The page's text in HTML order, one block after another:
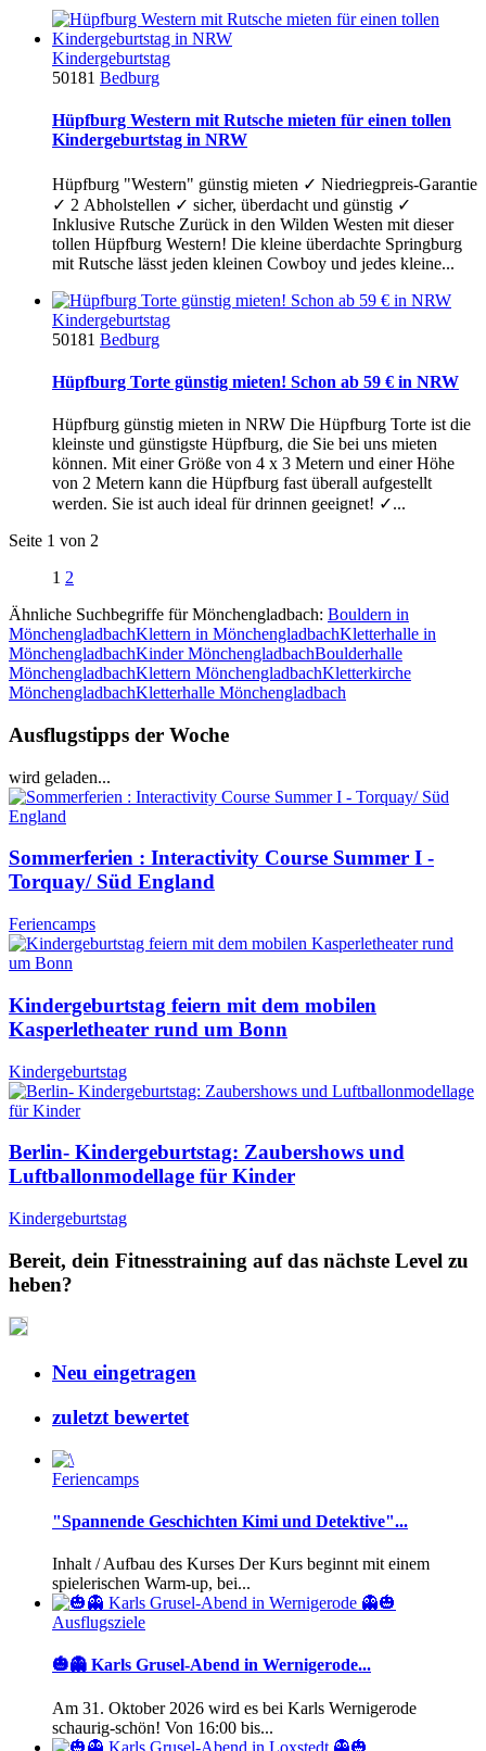
Kindergeburtstag
50181 Bedburg
Hüpfburg Western mit Rutsche mieten für einen tollen
Kindergeburtstag in NRW
Hüpfburg "Western" günstig mieten ✓ Niedriegpreis-Garantie
✓ 2 Abholstellen ✓ sicher, überdacht und günstig ✓
Inklusive Rutsche Zurück in den Wilden Westen mit dieser
tollen Hüpfburg Western! Die kleine überdachte Springburg
mit Rutsche lässt jeden kleinen Cowboy und jedes kleine...
Kindergeburtstag
50181 Bedburg
Hüpfburg Torte günstig mieten! Schon ab 59 € in NRW
Hüpfburg günstig mieten in NRW Die Hüpfburg Torte ist die
kleinste und günstigste Hüpfburg, die Sie bei uns mieten
können. Mit einer Größe von 4 x 3 Metern und einer Höhe
von 2 Metern kann die Hüpfburg fast überall aufgestellt
werden. Sie ist auch ideal für drinnen geeignet! ✓...
Seite 1 von 2
1 2
Ähnliche Suchbegriffe für Mönchengladbach: Bouldern in
MönchengladbachKlettern in MönchengladbachKletterhalle in
MönchengladbachKinder MönchengladbachBoulderhalle
MönchengladbachKlettern MönchengladbachKletterkirche
MönchengladbachKletterhalle Mönchengladbach
Ausflugstipps der Woche
wird geladen...
Sommerferien : Interactivity Course Summer I -
Torquay/ Süd England
Feriencamps
Kindergeburtstag feiern mit dem mobilen
Kasperletheater rund um Bonn
Kindergeburtstag
Berlin- Kindergeburtstag: Zaubershows und
Luftballonmodellage für Kinder
Kindergeburtstag
Bereit, dein Fitnesstraining auf das nächste Level zu
heben?
Neu eingetragen
zuletzt bewertet
Feriencamps
"Spannende Geschichten Kimi und Detektive"...
Inhalt / Aufbau des Kurses Der Kurs beginnt mit einem
spielerischen Warm-up, bei...
Ausflugsziele
🎃👻 Karls Grusel-Abend in Wernigerode...
Am 31. Oktober 2026 wird es bei Karls Wernigerode
schaurig-schön! Von 16:00 bis...